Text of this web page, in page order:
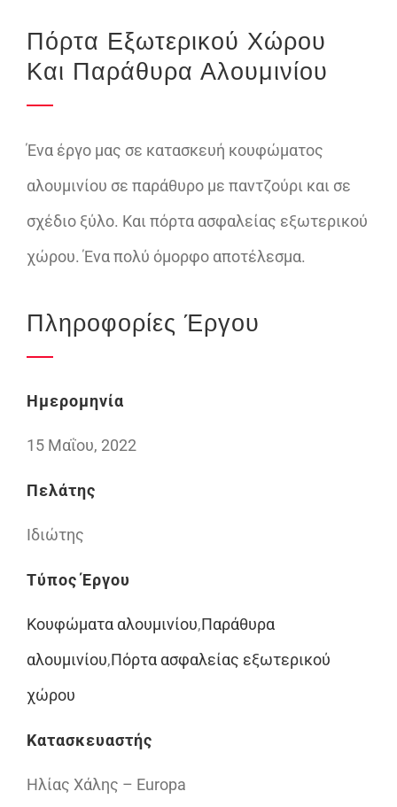
Πόρτα Εξωτερικού Χώρου
Και Παράθυρα Αλουμινίου
Ένα έργο μας σε κατασκευή κουφώματος
αλουμινίου σε παράθυρο με παντζούρι και σε
σχέδιο ξύλο. Και πόρτα ασφαλείας εξωτερικού
χώρου. Ένα πολύ όμορφο αποτέλεσμα.
Πληροφορίες Έργου
Ημερομηνία
15 Μαΐου, 2022
Πελάτης
Ιδιώτης
Τύπος Έργου
Κουφώματα αλουμινίου,Παράθυρα
αλουμινίου,Πόρτα ασφαλείας εξωτερικού
χώρου
Κατασκευαστής
Ηλίας Χάλης – Europa